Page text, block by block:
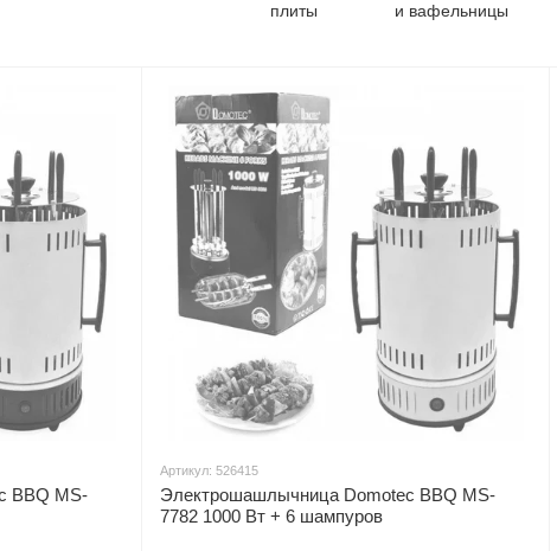
плиты
и вафельницы
BBQ MS-
Артикул: 526415
Электрошашлычница Domotec BBQ MS-
7782 1000 Вт + 6 шампуров